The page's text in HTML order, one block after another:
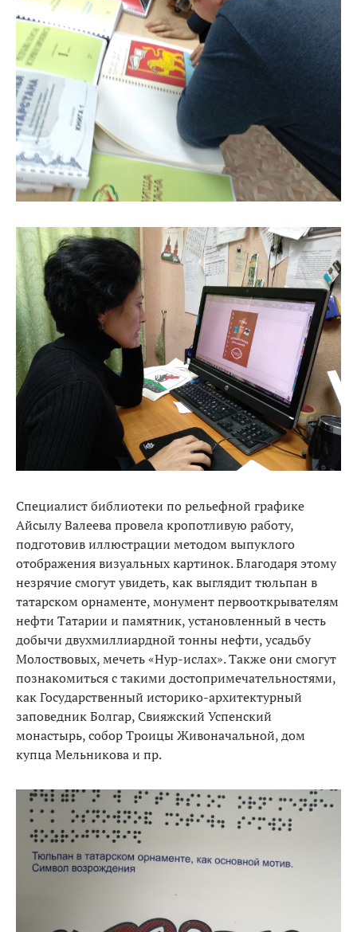
Специалист библиотеки по рельефной графике
Айсылу Валеева провела кропотливую работу,
подготовив иллюстрации методом выпуклого
отображения визуальных картинок. Благодаря этому
незрячие смогут увидеть, как выглядит тюльпан в
татарском орнаменте, монумент первооткрывателям
нефти Татарии и памятник, установленный в честь
добычи двухмиллиардной тонны нефти, усадьбу
Молоствовых, мечеть «Нур-ислах». Также они смогут
познакомиться с такими достопримечательностями,
как Государственный историко-архитектурный
заповедник Болгар, Свияжский Успенский
монастырь, собор Троицы Живоначальной, дом
купца Мельникова и пр.